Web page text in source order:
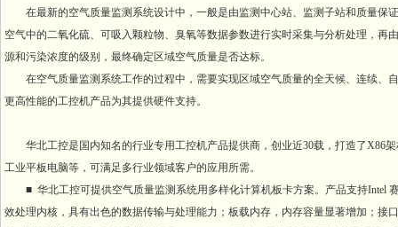
在最新的空气质量监测系统设计中，一般是由监测中心站、监测子站和质量
空气中的二氧化硫、可吸入颗粒物、臭氧等数据参数进行实时采集与分析处理，
源和污染浓度的级别，最终确定区域空气质量是否达标。
在空气质量监测系统工作的过程中，需要实现区域空气质量的全天候、连续
更高性能的工控机产品为其提供硬件支持。
华北工控是国内知名的行业专用工控机产品提供商，创业近30载，打造了X86
工业平板电脑等，可满足多行业领域客户的应用所需。
■ 华北工控可提供空气质量监测系统用多样化计算机板卡方案。产品支持Intel
效处理内核，具有出色的数据传输与处理能力；板载内存，内存容量显著增加；接